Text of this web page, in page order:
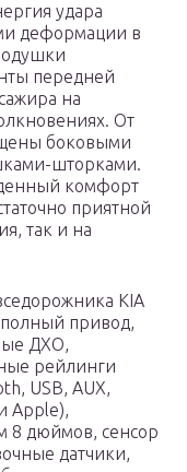
удара
деформации в
передней
на
От
боковыми
шторками.
комфорт
приятной
так и на
KIA
привод,
ДХО,
рейлинги
USB, AUX,
Apple),
8 дюймов, сенсор
дaтчики,